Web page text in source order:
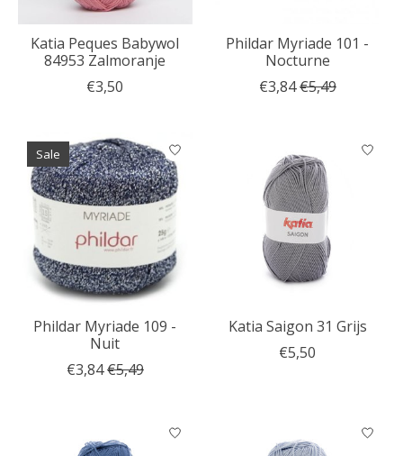
Katia Peques Babywol
84953 Zalmoranje
€3,50
Phildar Myriade 101 -
Nocturne
€3,84€5,49
Sale
Phildar Myriade 109 -
Nuit
€3,84€5,49
Katia Saigon 31 Grijs
€5,50